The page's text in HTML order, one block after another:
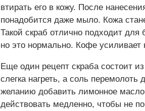
втирать его в кожу. После
понадобится даже мыло. Кожа
Такой скраб отлично подходит
но это нормально. Кофе усиливает
Еще один рецепт скраба состоит
слегка нагреть, а соль
желанию добавить лимонное
действовать медленно, чтобы не